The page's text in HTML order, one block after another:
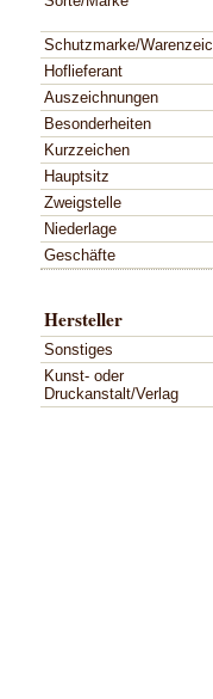
Schutzmarke/
Hoflieferant
Auszeichnungen
Besonderheiten
Kurzzeichen
Hauptsitz
Zweigstelle
Niederlage
Geschäfte
Hersteller
Sonstiges
Kunst- oder
Druckanstalt/Verlag